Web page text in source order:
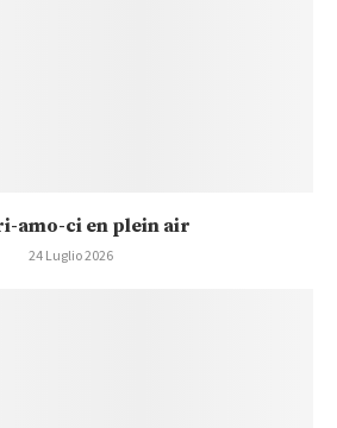
amo-ci en plein air
24 Luglio 2026